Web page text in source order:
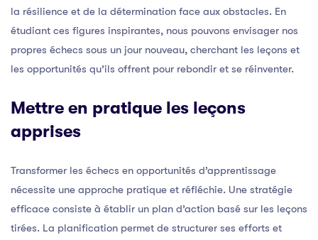
la résilience et de la détermination face aux obstacles. En
étudiant ces figures inspirantes, nous pouvons envisager nos
propres échecs sous un jour nouveau, cherchant les leçons et
les opportunités qu’ils offrent pour rebondir et se réinventer.
Mettre en pratique les leçons
apprises
Transformer les échecs en opportunités d’apprentissage
nécessite une approche pratique et réfléchie. Une stratégie
efficace consiste à établir un plan d’action basé sur les leçons
tirées. La planification permet de structurer ses efforts et